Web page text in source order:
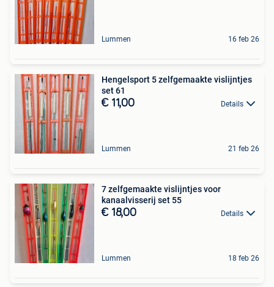
Lummen 16 feb 26
Hengelsport 5 zelfgemaakte vislijntjes
set 61
€ 11,00 Details
Lummen 21 feb 26
7 zelfgemaakte vislijntjes voor
kanaalvisserij set 55
€ 18,00 Details
Lummen 18 feb 26